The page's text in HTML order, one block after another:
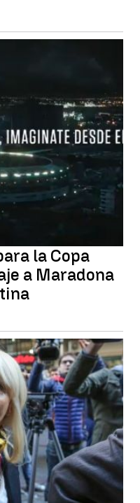
la Copa
a Maradona